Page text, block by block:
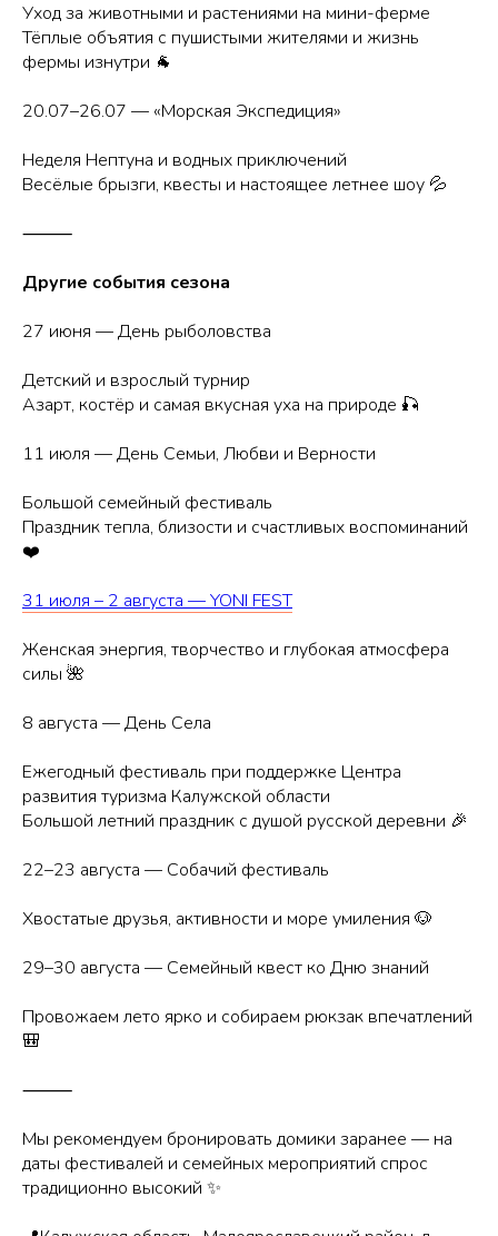
Уход за животными и растениями на мини-ферме
Тёплые объятия с пушистыми жителями и жизнь
фермы изнутри 🐐
20.07–26.07 — «Морская Экспедиция»
Неделя Нептуна и водных приключений
Весёлые брызги, квесты и настоящее летнее шоу 💦
⸻
Другие события сезона
27 июня — День рыболовства
Детский и взрослый турнир
Азарт, костёр и самая вкусная уха на природе 🎣
11 июля — День Семьи, Любви и Верности
Большой семейный фестиваль
Праздник тепла, близости и счастливых воспоминаний
❤️
31 июля – 2 августа — YONI FEST
Женская энергия, творчество и глубокая атмосфера
силы 🌺
8 августа — День Села
Ежегодный фестиваль при поддержке Центра
развития туризма Калужской области
Большой летний праздник с душой русской деревни 🎉
22–23 августа — Собачий фестиваль
Хвостатые друзья, активности и море умиления 🐶
29–30 августа — Семейный квест ко Дню знаний
Провожаем лето ярко и собираем рюкзак впечатлений
🎒
⸻
Мы рекомендуем бронировать домики заранее — на
даты фестивалей и семейных мероприятий спрос
традиционно высокий ✨